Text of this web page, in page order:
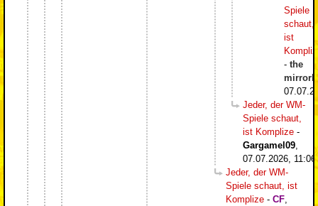
Spiele
schaut,
ist
- the
Jeder, der WM-
Spiele schaut,
ist Komplize -
Gargamel09
07.07.2026, 11:06
Jeder, der WM-
Spiele schaut, ist
Komplize - CF